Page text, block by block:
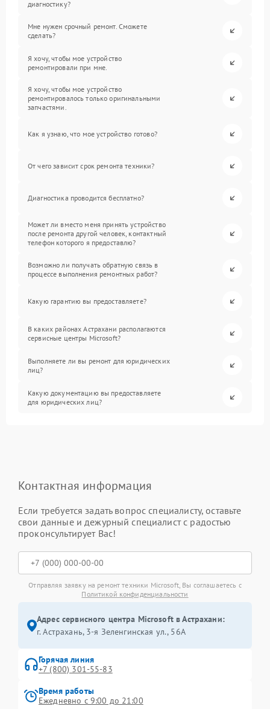
диагностику?
Мне нужен срочный ремонт. Сможете
сделать?
Я хочу, чтобы мое устройство
ремонтировали при мне.
Я хочу, чтобы мое устройство
ремонтировалось только оригинальными
запчастями.
Как я узнаю, что мое устройство готово?
От чего зависит срок ремонта техники?
Диагностика проводится бесплатно?
Может ли вместо меня принять устройство
после ремонта другой человек, контактный
телефон которого я предоставлю?
Возможно ли получать обратную связь в
процессе выполнения ремонтных работ?
Какую гарантию вы предоставляете?
В каких районах Астрахани располагаются
сервисные центры Microsoft?
Выполняете ли вы ремонт для юридических
лиц?
Какую документацию вы предоставляете
для юридических лиц?
Контактная информация
Если требуется задать вопрос специалисту, оставьте
свои данные и дежурный специалист с радостью
проконсультирует Вас!
Отправляя заявку на ремонт техники Microsoft, Вы соглашаетесь с
Политикой конфиденциальности
Адрес сервисного центра Microsoft в Астрахани:
г. Астрахань, 3-я Зеленгинская ул., 56А
Горячая линия
+7 (800) 301-55-83
Время работы
Ежедневно с 9:00 до 21:00